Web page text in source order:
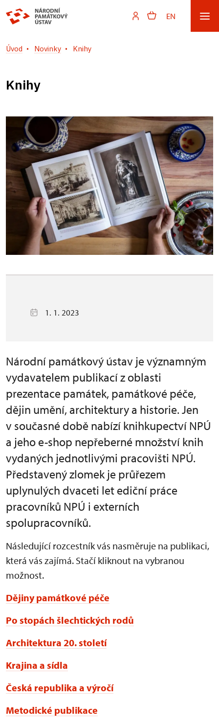
EN
Úvod Novinky Knihy
Knihy
1. 1. 2023
Národní památkový ústav je významným
vydavatelem publikací z oblasti
prezentace památek, památkové péče,
dějin umění, architektury a historie. Jen
v současné době nabízí knihkupectví NPÚ
a jeho e-shop nepřeberné množství knih
vydaných jednotlivými pracovišti NPÚ.
Představený zlomek je průřezem
uplynulých dvaceti let ediční práce
pracovníků NPÚ i externích
spolupracovníků.
Následující rozcestník vás nasměruje na publikaci,
která vás zajímá. Stačí kliknout na vybranou
možnost.
Dějiny památkové péče
Po stopách šlechtických rodů
Architektura 20. století
Krajina a sídla
Česká republika a výročí
Metodické publikace